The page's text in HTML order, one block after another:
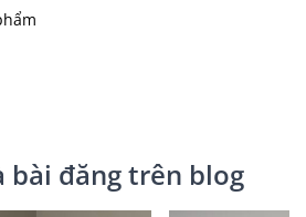
bài đăng trên blog